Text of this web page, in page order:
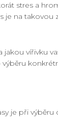
stres a
je na takovou
jakou vířivku
je při výběru